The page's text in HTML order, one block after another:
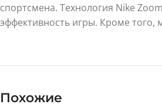
спортсмена. Технология Nike
эффективность игры. Кроме
Похожие